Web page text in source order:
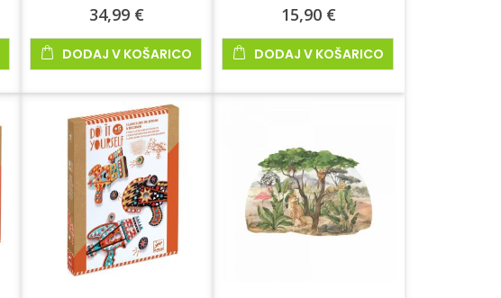
34,99 €
DODAJ V KOŠARICO
15,90 €
DODAJ V KOŠARICO